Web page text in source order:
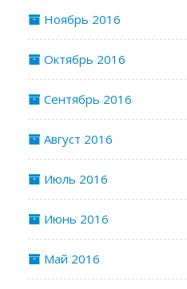
Ноябрь 2016
Октябрь 2016
Сентябрь 2016
Август 2016
Июль 2016
Июнь 2016
Май 2016